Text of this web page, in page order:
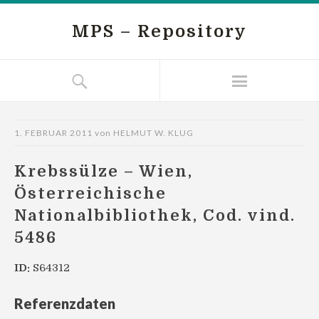
MPS – Repository
1. FEBRUAR 2011 von HELMUT W. KLUG
Krebssülze – Wien,
Österreichische
Nationalbibliothek, Cod. vind.
5486
ID: S64312
Referenzdaten